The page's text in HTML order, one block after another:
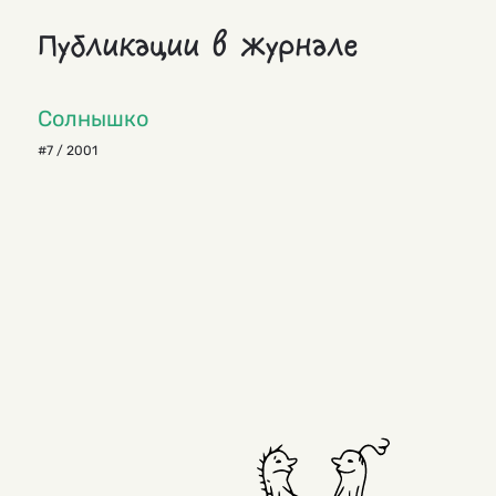
Публикации в журнале
Солнышко
#7 / 2001